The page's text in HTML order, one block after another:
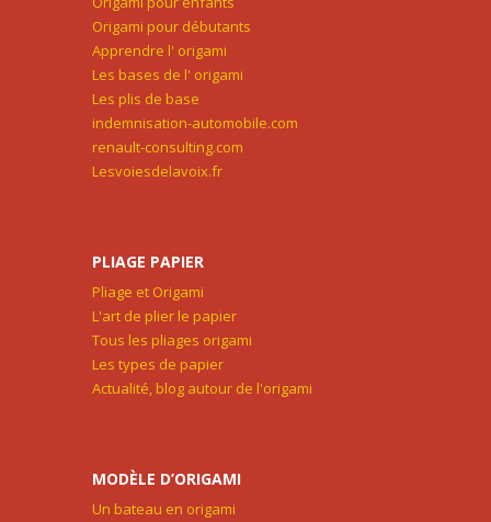
Origami pour débutants
Apprendre l' origami
Les bases de l' origami
Les plis de base
indemnisation-automobile.com
renault-consulting.com
Lesvoiesdelavoix.fr
PLIAGE PAPIER
Pliage et Origami
L'art de plier le papier
Tous les pliages origami
Les types de papier
Actualité, blog autour de l'origami
MODÈLE D’ORIGAMI
Un bateau en origami